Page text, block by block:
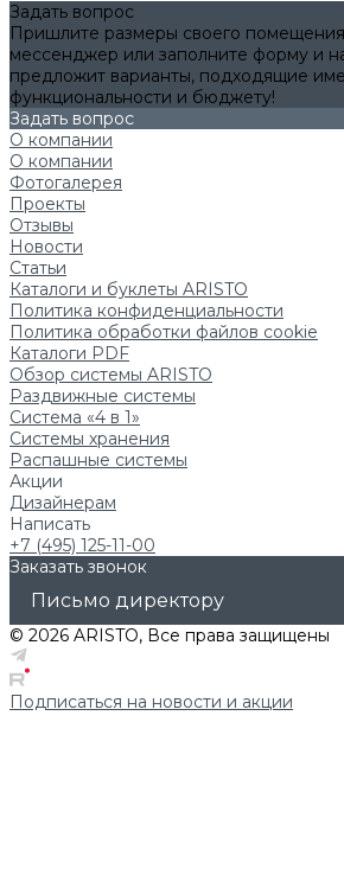
Задать вопрос
Пришлите размеры своего
мессенджер или заполните форму и
предложит варианты, подходящие
функциональности и бюджету!
Задать вопрос
О компании
О компании
Фотогалерея
Проекты
Отзывы
Новости
Статьи
Каталоги и буклеты ARISTO
Политика конфиденциальности
Политика обработки файлов cookie
Каталоги PDF
Обзор системы ARISTO
Раздвижные системы
Система «4 в 1»
Системы хранения
Распашные системы
Акции
Дизайнерам
Написать
+7 (495) 125-11-00
Заказать звонок
Письмо директору
© 2026 ARISTO, Все права защищены
Подписаться на новости и акции